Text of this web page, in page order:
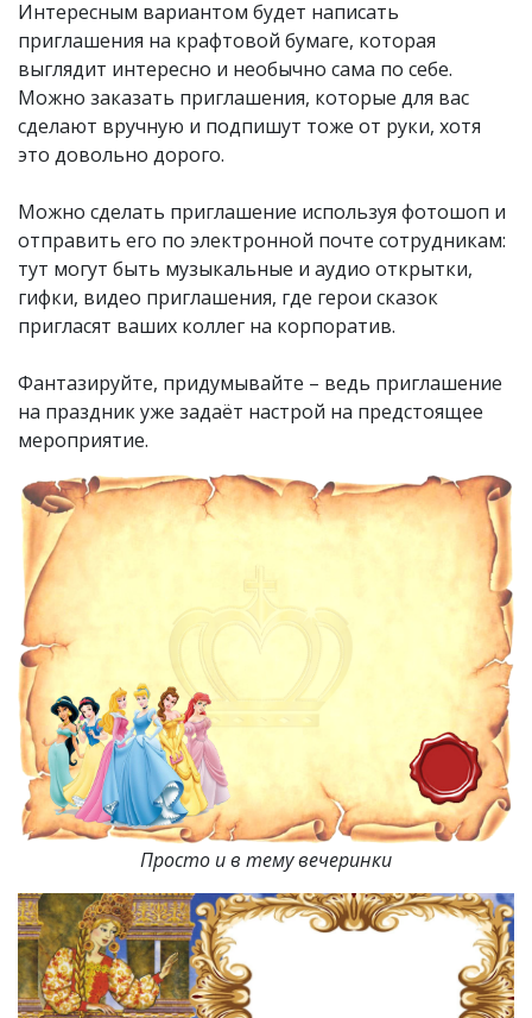
Интересным вариантом будет написать
приглашения на крафтовой бумаге, которая
выглядит интересно и необычно сама по себе.
Можно заказать приглашения, которые для вас
сделают вручную и подпишут тоже от руки, хотя
это довольно дорого.
Можно сделать приглашение используя фотошоп и
отправить его по электронной почте сотрудникам:
тут могут быть музыкальные и аудио открытки,
гифки, видео приглашения, где герои сказок
пригласят ваших коллег на корпоратив.
Фантазируйте, придумывайте – ведь приглашение
на праздник уже задаёт настрой на предстоящее
мероприятие.
Просто и в тему вечеринки